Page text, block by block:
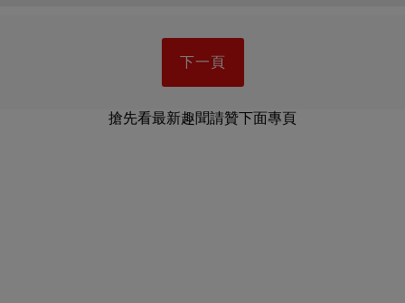
下一頁
搶先看最新趣聞請贊下面專頁